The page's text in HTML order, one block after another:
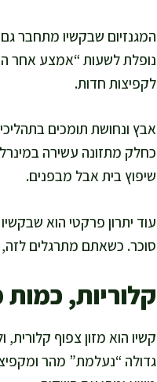
המגנזיום שבקשיו מתחבר גם
נופלת לשעות “אמצע אחר
לקפיצות חדות.
אבץ ונחושת תומכים
כחלק מתזונה עשירה
שיפוץ בית אבל מבפנים.
עוד יתרון פרקטי הוא
סוכר. כשאתם מתרגלים לזה,
קלוריות,
קשיו הוא מזון צפוף
גדולה “נעלמת” מהר